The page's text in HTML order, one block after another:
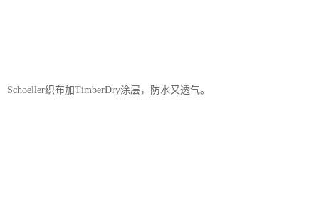
Schoeller织布加TimberDry涂层，防水又透气。